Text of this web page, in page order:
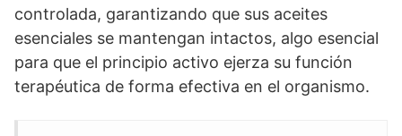
controlada, garantizando que sus aceites
esenciales se mantengan intactos, algo esencial
para que el principio activo ejerza su función
terapéutica de forma efectiva en el organismo.